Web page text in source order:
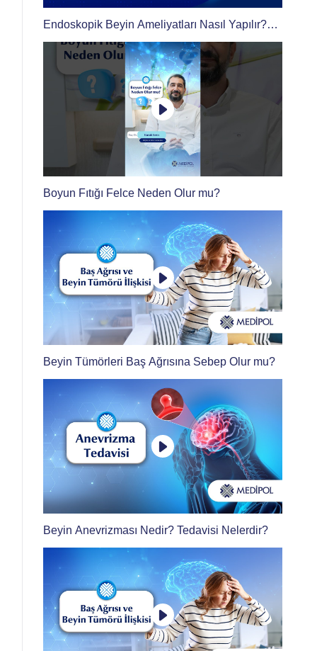
Endoskopik Beyin Ameliyatları Nasıl Yapılır?
Beyin Cerrahisinde Endoskopinin Avantajları
Nelerdir?
Boyun Fıtığı Felce Neden Olur mu?
Beyin Tümörleri Baş Ağrısına Sebep Olur mu?
Beyin Anevrizması Nedir? Tedavisi Nelerdir?